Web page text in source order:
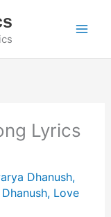
Lyrics
Dhanush,
Dhanush, Love